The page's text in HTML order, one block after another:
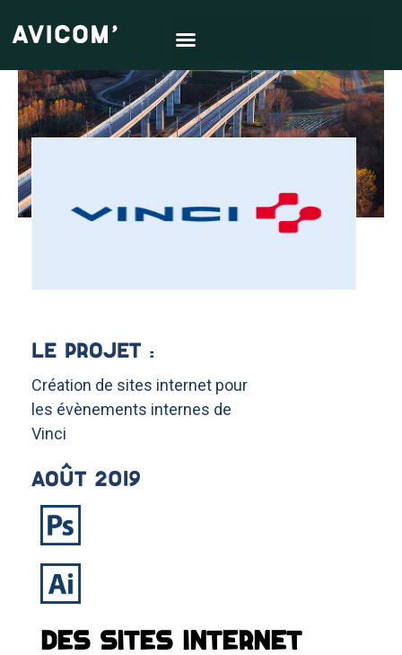
LE PROJET :
Création de sites internet pour
les évènements internes de
Vinci
Août 2019
DES SITES INTERNET